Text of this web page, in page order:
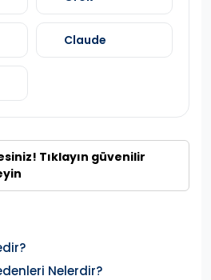
Claude
Tıklayın güvenilir
Nelerdir?